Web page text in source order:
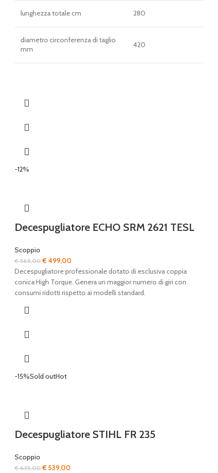
lunghezza totale cm 280
diametro circonferenza di taglio
mm
420
-12%
Decespugliatore ECHO SRM 2621 TESL
Scoppio
€565,00Il
prezzo
originale
era:
€499,00
prezzo
attuale
è:
Decespugliatore professionale dotato di esclusiva coppia
conica High Torque. Genera un maggior numero di giri con
consumi ridotti rispetto ai modelli standard.
-15%Sold outHot
Decespugliatore STIHL FR 235
Scoppio
€635,00Il€539,00